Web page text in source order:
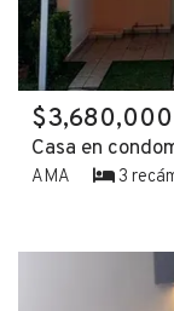
$3,680,000
Casa en
AMA 3